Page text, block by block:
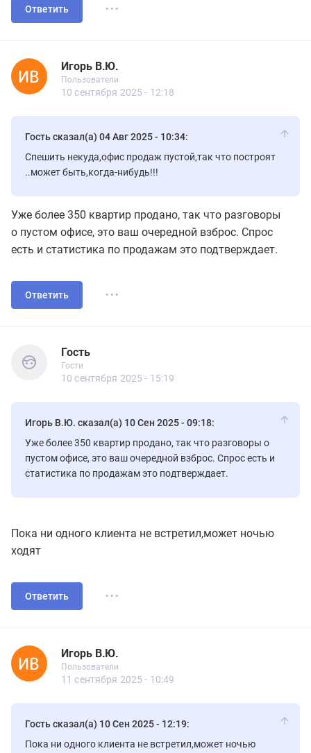
Ответить ...
Игорь В.Ю.
Игорь В.Ю.
Пользователи
Новичок
Пользователи
6 сообщений
10 сентября 2025 - 12:18
Гость сказал(а) 04 Авг 2025 - 10:34:
Спешить некуда,офис продаж пустой,так что построят
..может быть,когда-нибудь!!!
Уже более 350 квартир продано, так что разговоры
о пустом офисе, это ваш очередной взброс. Спрос
есть и статистика по продажам это подтверждает.
Ответить ...
Гость
Гость
Гости
Гости
10 сентября 2025 - 15:19
Игорь В.Ю. сказал(а) 10 Сен 2025 - 09:18:
Уже более 350 квартир продано, так что разговоры о
пустом офисе, это ваш очередной взброс. Спрос есть и
статистика по продажам это подтверждает.
Пока ни одного клиента не встретил,может ночью
ходят
Ответить ...
Игорь В.Ю.
Игорь В.Ю.
Пользователи
Новичок
Пользователи
6 сообщений
11 сентября 2025 - 10:49
Гость сказал(а) 10 Сен 2025 - 12:19:
Пока ни одного клиента не встретил,может ночью